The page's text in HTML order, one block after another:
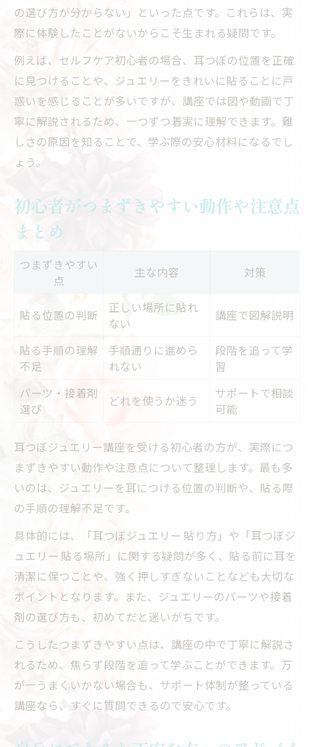
の選び方が分からない」といった点です。これらは、実
際に体験したことがないからこそ生まれる疑問です。
例えば、セルフケア初心者の場合、耳つぼの位置を正確
に見つけることや、ジュエリーをきれいに貼ることに戸
惑いを感じることが多いですが、講座では図や動画で丁
寧に解説されるため、一つずつ着実に理解できます。難
しさの原因を知ることで、学ぶ際の安心材料になるでし
ょう。
初心者がつまずきやすい動作や注意点
まとめ
つまずきやすい
点
主な内容 対策
貼る位置の判断
正しい場所に貼れ
ない
講座で図解説明
貼る手順の理解
不足
手順通りに進めら
れない
段階を追って学
習
パーツ・接着剤
選び
どれを使うか迷う
サポートで相談
可能
耳つぼジュエリー講座を受ける初心者の方が、実際につ
まずきやすい動作や注意点について整理します。最も多
いのは、ジュエリーを耳につける位置の判断や、貼る際
の手順の理解不足です。
具体的には、「耳つぼジュエリー 貼り方」や「耳つぼジ
ュエリー 貼る場所」に関する疑問が多く、貼る前に耳を
清潔に保つことや、強く押しすぎないことなども大切な
ポイントとなります。また、ジュエリーのパーツや接着
剤の選び方も、初めてだと迷いがちです。
こうしたつまずきやすい点は、講座の中で丁寧に解説さ
れるため、焦らず段階を追って学ぶことができます。万
が一うまくいかない場合も、サポート体制が整っている
講座なら、すぐに質問できるので安心です。